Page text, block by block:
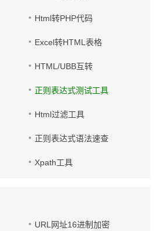
Html转PHP代码
Excel转HTML表格
HTML/UBB互转
正则表达式测试工具
Html过滤工具
正则表达式语法速查
Xpath工具
URL网址16进制加密